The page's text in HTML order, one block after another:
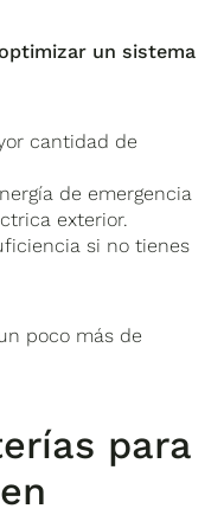
un sistema
cantidad de
de emergencia
exterior.
si no tienes
poco más de
para